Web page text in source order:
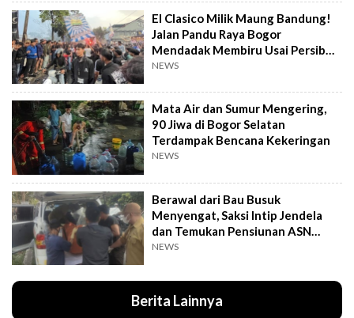
El Clasico Milik Maung Bandung!
Jalan Pandu Raya Bogor
Mendadak Membiru Usai Persib
Libas Persija
NEWS
Mata Air dan Sumur Mengering,
90 Jiwa di Bogor Selatan
Terdampak Bencana Kekeringan
NEWS
Berawal dari Bau Busuk
Menyengat, Saksi Intip Jendela
dan Temukan Pensiunan ASN
Meninggal Kaku
NEWS
Berita Lainnya